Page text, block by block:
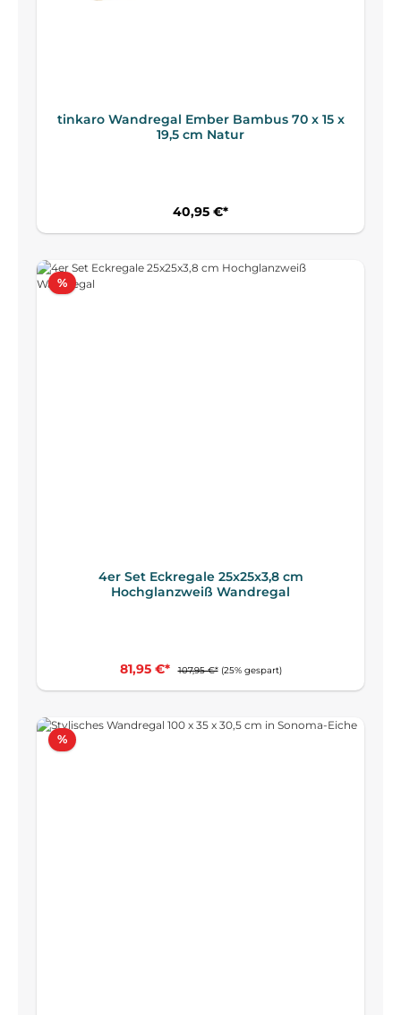
tinkaro Wandregal Ember Bambus 70 x 15 x
19,5 cm Natur
40,95 €*
%Rabatt
4er Set Eckregale 25x25x3,8 cm
Hochglanzweiß Wandregal
81,95 €* 107,95 €* (25% gespart)
%Rabatt